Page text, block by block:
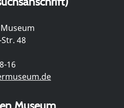
48
16